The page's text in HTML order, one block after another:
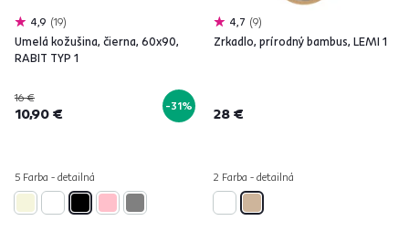
4,9 19
Umelá kožušina, čierna, 60x90,
RABIT TYP 1
16 €
10,90 € -31%
5 Farba - detailná
4,7 9
Zrkadlo, prírodný bambus, LEMI 1
28 €
2 Farba - detailná